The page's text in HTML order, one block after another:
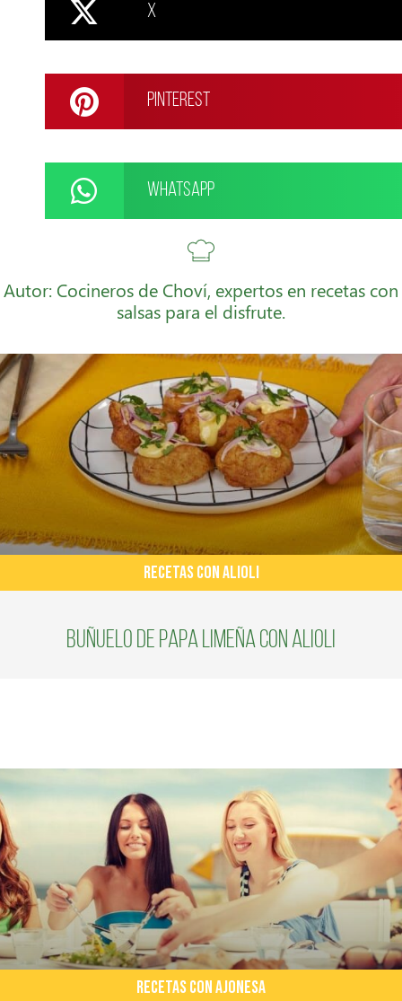
X
Pinterest
WhatsApp
Autor: Cocineros de Choví, expertos en recetas con
salsas para el disfrute.
RECETAS CON ALIOLI
Buñuelo de papa limeña con alioli
RECETAS CON AJONESA